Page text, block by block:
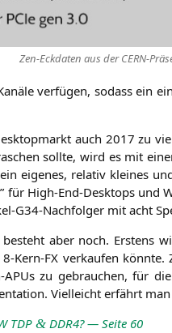
Zen-Eck­da­ten aus der CERN-
ver­fü­gen, sodass ein
auch 2017 zu
soll­te, wird es mit
eige­nes, rela­tiv klei­nes
für High-End-Desk­tops
G34-Nach­fol­ger mit acht
aber noch. Ers­tens
FX ver­kau­fen
zu gebrau­chen, für
Viel­leicht erfährt
TDP & DDR4? — Sei­te 60